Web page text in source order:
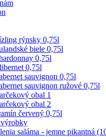
rýnsky 0,75l
biele 0,75l
0,75l
0,75l
sauvignon 0,75l
sauvignon ružové 0,75l
obal 1
obal 2
červený 0,75l
saláma - jemne pikantná